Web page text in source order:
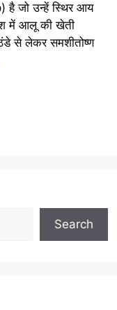
है जो उन्हें स्थिर आय
में आलू की खेती
से लेकर समशीतोष्ण
Search